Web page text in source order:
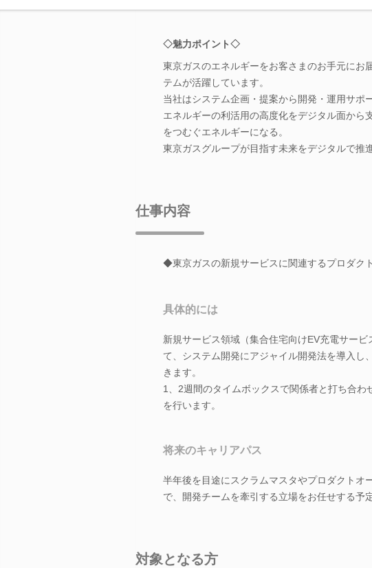
◇魅力ポイント◇
東京ガスのエネルギーをお客さまのお手元にお
テムが活躍しています。
当社はシステム企画・提案から開発・運用サポ
エネルギーの利活用の高度化をデジタル面か
をつむぐエネルギーになる。
東京ガスグループが目指す未来をデジタルで推
仕事内容
◆東京ガスの新規サービスに関連するプロダク
具体的には
新規サービス領域（集合住宅向けEV充電サー
て、システム開発にアジャイル開発法を導入
きます。
1、2週間のタイムボックスで関係者と打ち合
を行います。
将来のキャリアパス
半年後を目途にスクラムマスタやプロダクトオ
で、開発チームを牽引する立場をお任せする予
対象となる方